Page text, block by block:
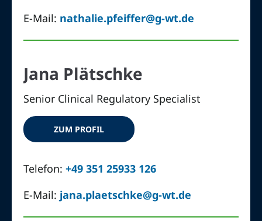
E-Mail: nathalie.pfeiffer@g-wt.de
Jana Plätschke
Senior Clinical Regulatory Specialist
ZUM PROFIL
Telefon:+49 351 25933 126
E-Mail: jana.plaetschke@g-wt.de